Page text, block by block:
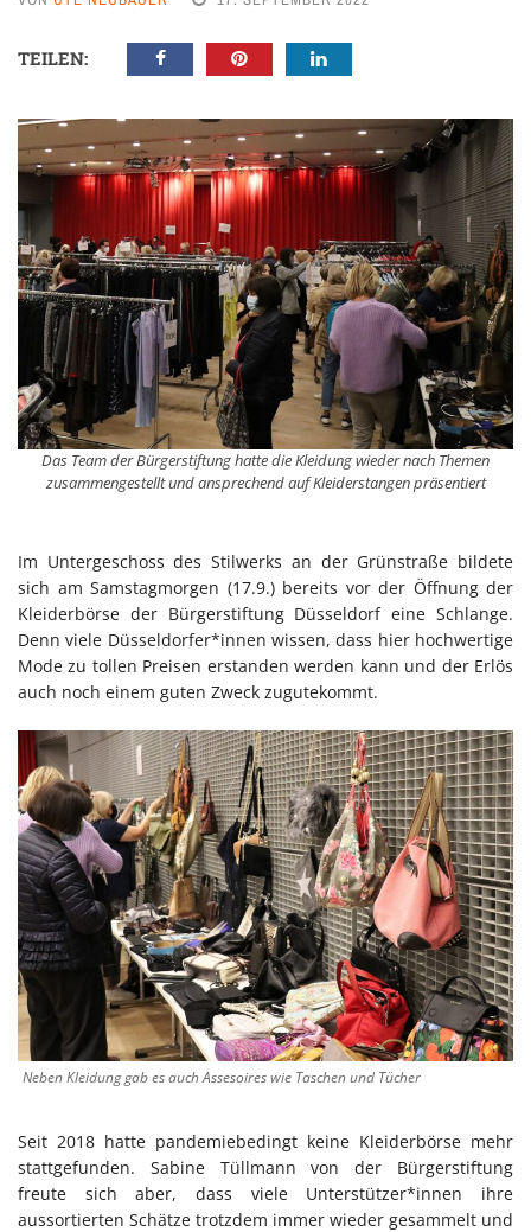
TEILEN:
Das Team der Bürgerstiftung hatte die Kleidung wieder nach Themen
zusammengestellt und ansprechend auf Kleiderstangen präsentiert
Im Untergeschoss des Stilwerks an der Grünstraße bildete
sich am Samstagmorgen (17.9.) bereits vor der Öffnung der
Kleiderbörse der Bürgerstiftung Düsseldorf eine Schlange.
Denn viele Düsseldorfer*innen wissen, dass hier hochwertige
Mode zu tollen Preisen erstanden werden kann und der Erlös
auch noch einem guten Zweck zugutekommt.
Neben Kleidung gab es auch Assesoires wie Taschen und Tücher
Seit 2018 hatte pandemiebedingt keine Kleiderbörse mehr
stattgefunden. Sabine Tüllmann von der Bürgerstiftung
freute sich aber, dass viele Unterstützer*innen ihre
aussortierten Schätze trotzdem immer wieder gesammelt und